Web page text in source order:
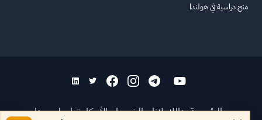
منح دراسية في هولندا
الرئيسيةعناللاعلاناتالشروط والأحكامتواصل معنا